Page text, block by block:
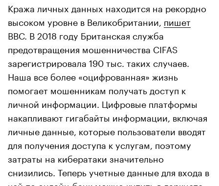
Кража личных данных находится на рекордно
высоком уровне в Великобритании, пишет
BBC. В 2018 году Британская служба
предотвращения мошенничества CIFAS
зарегистрировала 190 тыс. таких случаев.
Наша все более «оцифрованная» жизнь
помогает мошенникам получать доступ к
личной информации. Цифровые платформы
накапливают гигабайты информации, включая
личные данные, которые пользователи вводят
для получения доступа к услугам, поэтому
затраты на кибератаки значительно
снизились. Теперь учетные данные для входа в